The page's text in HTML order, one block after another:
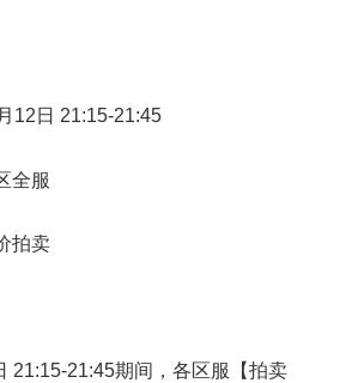
12日 21:15-21:45
全服
拍卖
21:15-21:45期间，各区服【拍卖